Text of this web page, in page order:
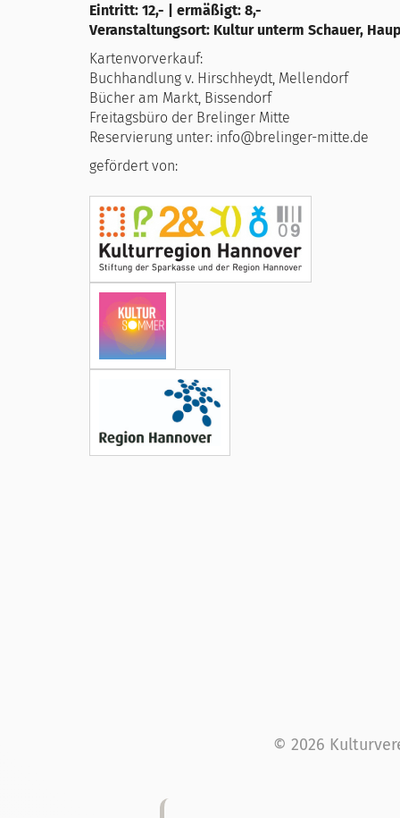
Eintritt: 12,- | ermäßigt: 8,-
Veranstaltungsort: Kultur unterm Schauer,
Kartenvorverkauf:
Buchhandlung v. Hirschheydt, Mellendorf
Bücher am Markt, Bissendorf
Freitagsbüro der Brelinger Mitte
Reservierung unter: info@brelinger-mitte.de
gefördert von:
© 2026